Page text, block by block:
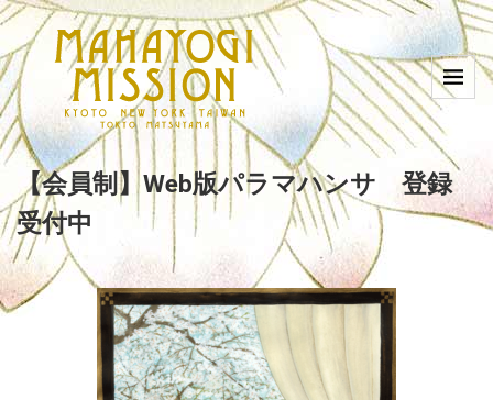
【会員制】Web版パラマハンサ 登録
受付中